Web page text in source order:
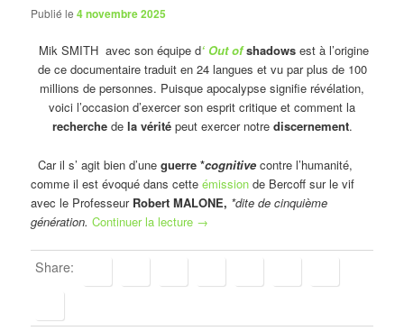
Publié le4 novembre 2025
Mik SMITH avec son équipe d‘ Out of shadows est à l’origine
de ce documentaire traduit en 24 langues et vu par plus de 100
millions de personnes. Puisque apocalypse signifie révélation,
voici l’occasion d’exercer son esprit critique et comment la
recherchede la véritépeut exercer notre discernement.
Car il s’ agit bien d’une guerre *cognitive contre l’humanité,
comme il est évoqué dans cetteémission de Bercoff sur le vif
avec le Professeur Robert MALONE, *dite de cinquième
génération.Continuer la lecture →
Share: